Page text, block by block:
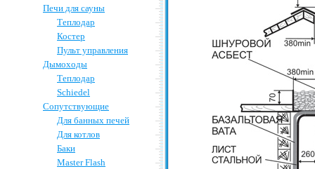
Печи для сауны
Теплодар
Костер
Пульт управления
Дымоходы
Теплодар
Schiedel
Сопутствующие
Для банных печей
Для котлов
Баки
Master Flash